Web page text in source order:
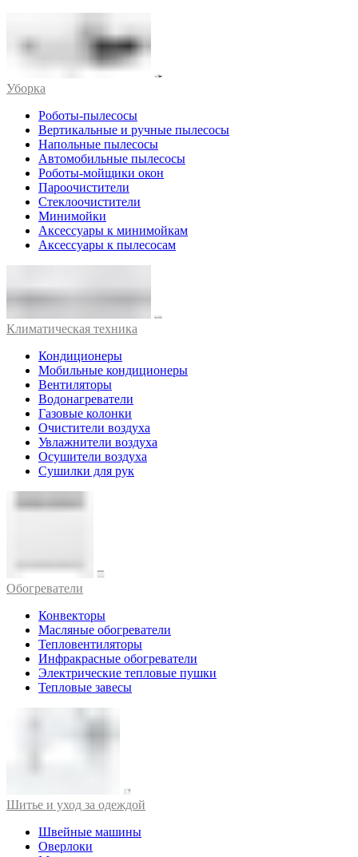
Уборка
Роботы-пылесосы
Вертикальные и ручные пылесосы
Напольные пылесосы
Автомобильные пылесосы
Роботы-мойщики окон
Пароочистители
Стеклоочистители
Минимойки
Аксессуары к минимойкам
Аксессуары к пылесосам
Климатическая техника
Кондиционеры
Мобильные кондиционеры
Вентиляторы
Водонагреватели
Газовые колонки
Очистители воздуха
Увлажнители воздуха
Осушители воздуха
Сушилки для рук
Обогреватели
Конвекторы
Масляные обогреватели
Тепловентиляторы
Инфракрасные обогреватели
Электрические тепловые пушки
Тепловые завесы
Шитье и уход за одеждой
Швейные машины
Оверлоки